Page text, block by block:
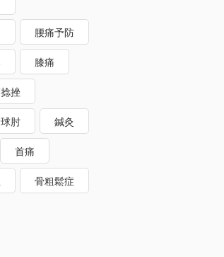
腰痛予防
膝痛
挫
肘 鍼灸
首痛
骨粗鬆症